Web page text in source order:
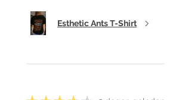
Esthetic Ants T-Shirt